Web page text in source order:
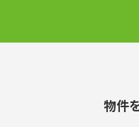
物件